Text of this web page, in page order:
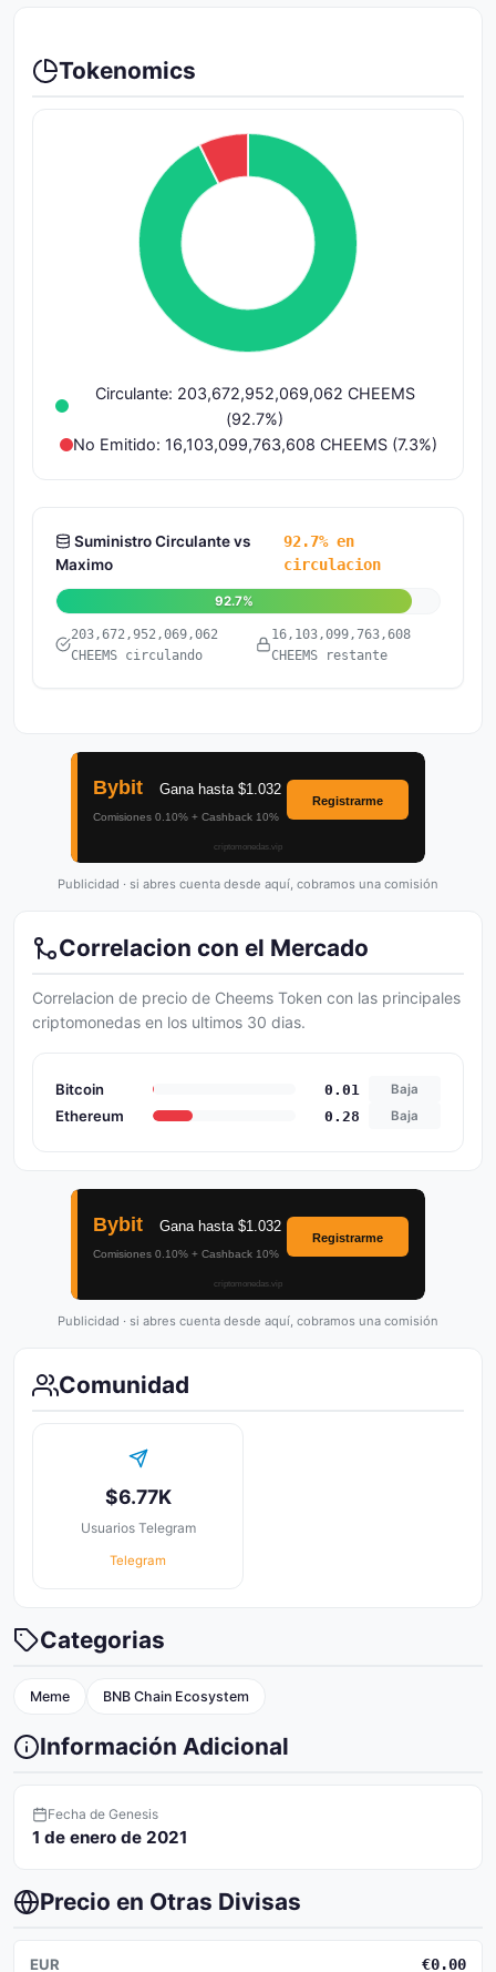
Tokenomics
Circulante: 203,672,952,069,062 CHEEMS
(92.7%)
No Emitido: 16,103,099,763,608 CHEEMS (7.3%)
Suministro Circulante vs
Maximo
92.7% en
circulacion
92.7%
203,672,952,069,062
CHEEMS circulando
16,103,099,763,608
CHEEMS restante
Publicidad · si abres cuenta desde aquí, cobramos una comisión
Correlacion con el Mercado
Correlacion de precio de Cheems Token con las principales
criptomonedas en los ultimos 30 dias.
Bitcoin 0.01 Baja
Ethereum 0.28 Baja
Publicidad · si abres cuenta desde aquí, cobramos una comisión
Comunidad
$6.77K
Usuarios Telegram
Telegram
Categorias
Meme BNB Chain Ecosystem
Información Adicional
Fecha de Genesis
1 de enero de 2021
Precio en Otras Divisas
EUR €0.00